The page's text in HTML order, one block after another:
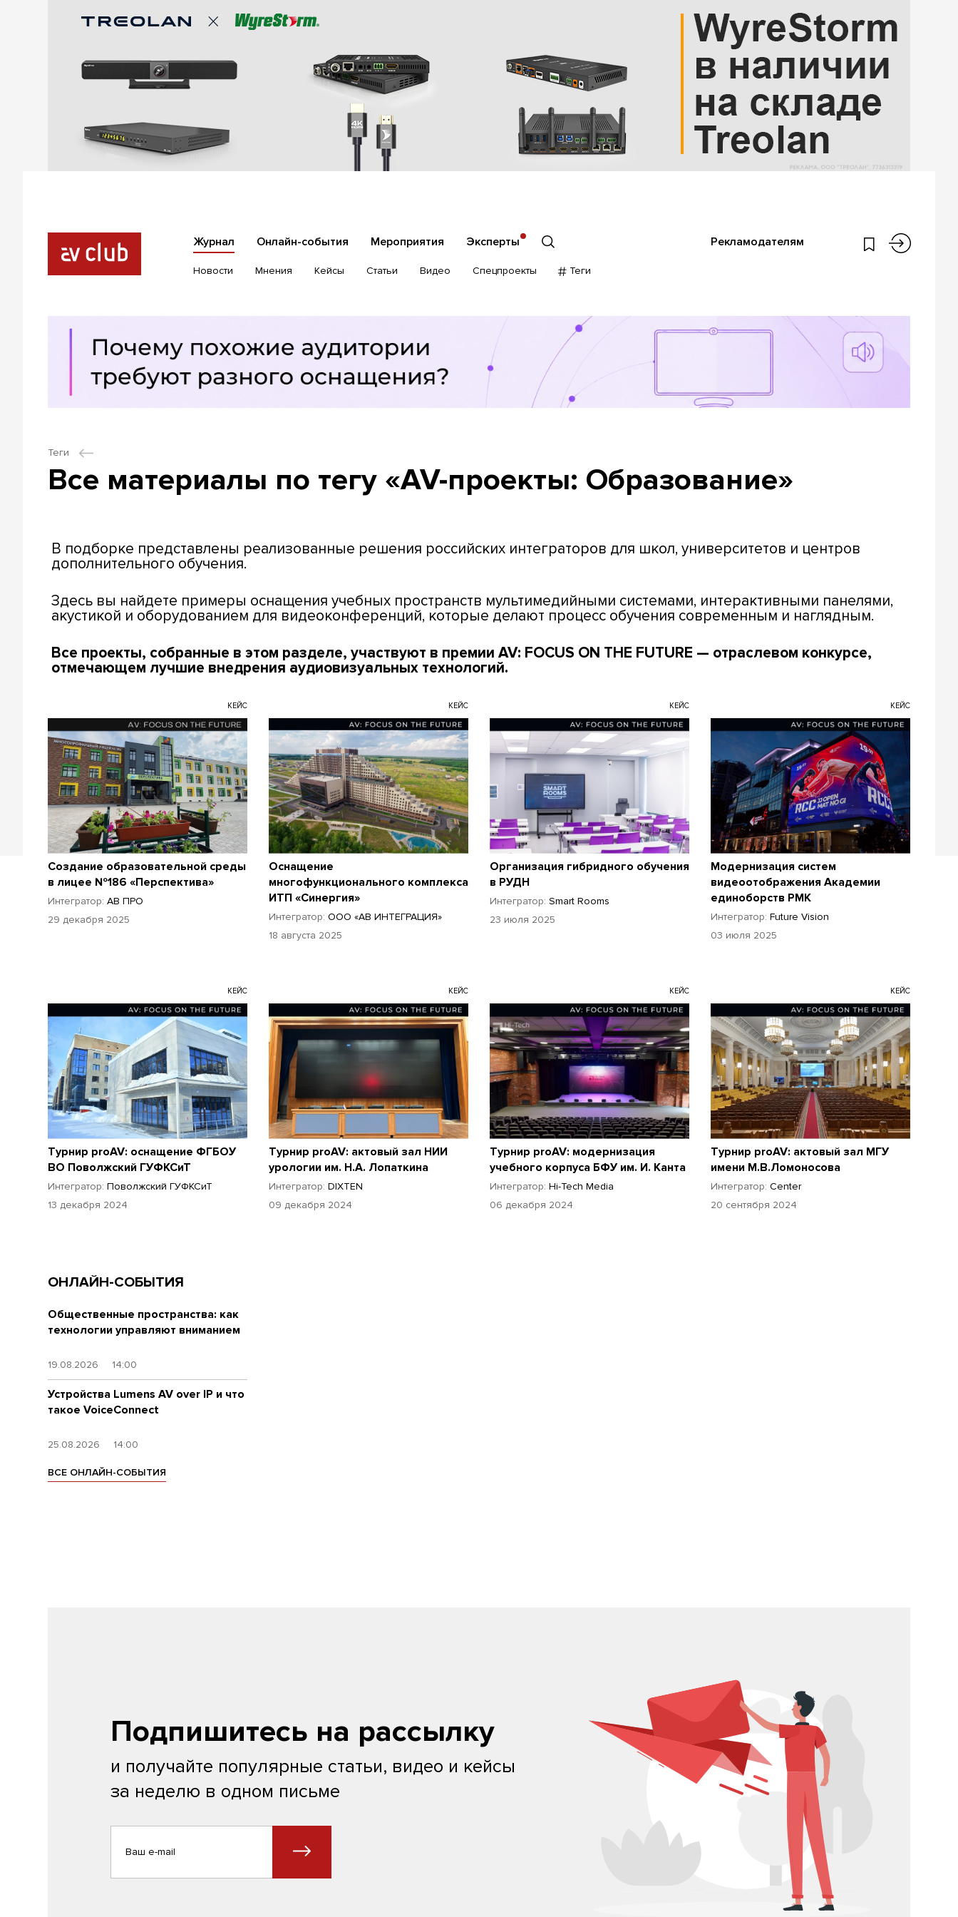
Журнал Онлайн-события Мероприятия Эксперты Рекламодателям
Новости Мнения Кейсы Статьи Видео Спецпроекты Теги
Теги
Все материалы по тегу «AV-проекты: Образование»
В подборке представлены реализованные решения российских интеграторов для школ, университетов и центров
дополнительного обучения.
Здесь вы найдете примеры оснащения учебных пространств мультимедийными системами, интерактивными панелями,
акустикой и оборудованием для видеоконференций, которые делают процесс обучения современным и наглядным.
Все проекты, собранные в этом разделе, участвуют в премии AV: FOCUS ON THE FUTURE — отраслевом конкурсе,
отмечающем лучшие внедрения аудиовизуальных технологий.
КЕЙС
Создание образовательной среды
в лицее №186 «Перспектива»
Интегратор: АВ ПРО
29 декабря 2025
КЕЙС
Оснащение
многофункционального комплекса
ИТП «Синергия»
Интегратор: ООО «АВ ИНТЕГРАЦИЯ»
18 августа 2025
КЕЙС
Организация гибридного обучения
в РУДН
Интегратор: Smart Rooms
23 июля 2025
КЕЙС
Модернизация систем
видеоотображения Академии
единоборств РМК
Интегратор: Future Vision
03 июля 2025
КЕЙС
Турнир proAV: оснащение ФГБОУ
ВО Поволжский ГУФКСиТ
Интегратор: Поволжский ГУФКСиТ
13 декабря 2024
КЕЙС
Турнир proAV: актовый зал НИИ
урологии им. Н.А. Лопаткина
Интегратор: DIXTEN
09 декабря 2024
КЕЙС
Турнир proAV: модернизация
учебного корпуса БФУ им. И. Канта
Интегратор: Hi-Tech Media
06 декабря 2024
КЕЙС
Турнир proAV: актовый зал МГУ
имени М.В.Ломоносова
Интегратор: Center
20 сентября 2024
ОНЛАЙН-СОБЫТИЯ
Общественные пространства: как
технологии управляют вниманием
19.08.2026 14:00
Устройства Lumens AV over IP и что
такое VoiceConnect
25.08.2026 14:00
ВСЕ ОНЛАЙН-СОБЫТИЯ
Подпишитесь на рассылку
и получайте популярные статьи, видео и кейсы
за неделю в одном письме